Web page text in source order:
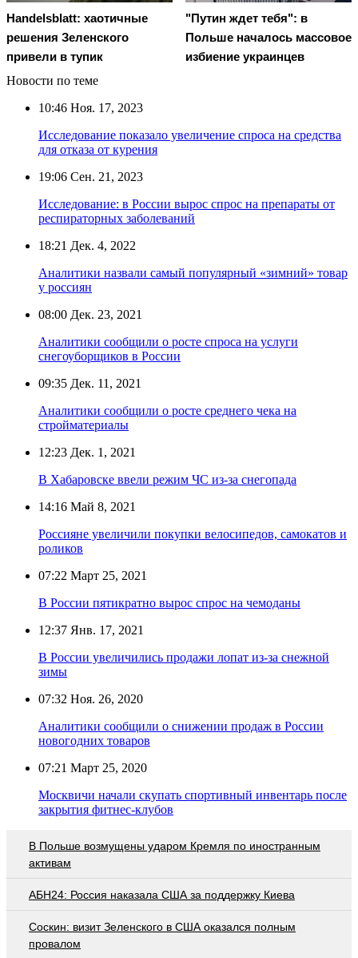
Handelsblatt: хаотичные
решения Зеленского
привели в тупик
"Путин ждет тебя": в
Польше началось массовое
избиение украинцев
Новости по теме
10:46 Ноя. 17, 2023
Исследование показало увеличение спроса на средства
для отказа от курения
19:06 Сен. 21, 2023
Исследование: в России вырос спрос на препараты от
респираторных заболеваний
18:21 Дек. 4, 2022
Аналитики назвали самый популярный «зимний» товар
у россиян
08:00 Дек. 23, 2021
Аналитики сообщили о росте спроса на услуги
снегоуборщиков в России
09:35 Дек. 11, 2021
Аналитики сообщили о росте среднего чека на
стройматериалы
12:23 Дек. 1, 2021
В Хабаровске ввели режим ЧС из-за снегопада
14:16 Май 8, 2021
Россияне увеличили покупки велосипедов, самокатов и
роликов
07:22 Март 25, 2021
В России пятикратно вырос спрос на чемоданы
12:37 Янв. 17, 2021
В России увеличились продажи лопат из-за снежной
зимы
07:32 Ноя. 26, 2020
Аналитики сообщили о снижении продаж в России
новогодних товаров
07:21 Март 25, 2020
Москвичи начали скупать спортивный инвентарь после
закрытия фитнес-клубов
В Польше возмущены ударом Кремля по иностранным
активам
АБН24: Россия наказала США за поддержку Киева
Соскин: визит Зеленского в США оказался полным
провалом